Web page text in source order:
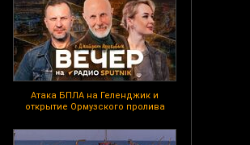
Атака БПЛА на Геленджик и
открытие Ормузского пролива